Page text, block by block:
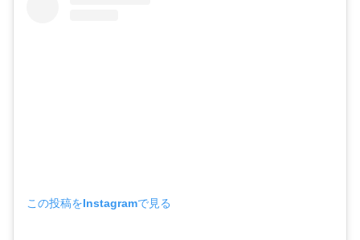
この投稿をInstagramで見る